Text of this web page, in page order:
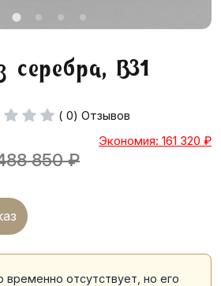
серебра, ВЗ1
( 0) Отзывов
850 ₽
Экономия: 161 320 ₽
временно отсутствует, но его